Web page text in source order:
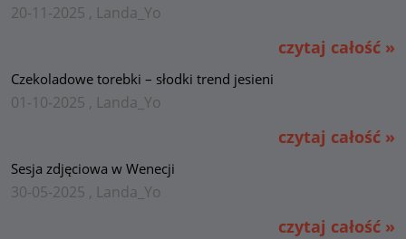
20-11-2025 , Landa_Yo
czytaj całość »
Czekoladowe torebki – słodki trend jesieni
01-10-2025 , Landa_Yo
czytaj całość »
Sesja zdjęciowa w Wenecji
30-05-2025 , Landa_Yo
czytaj całość »